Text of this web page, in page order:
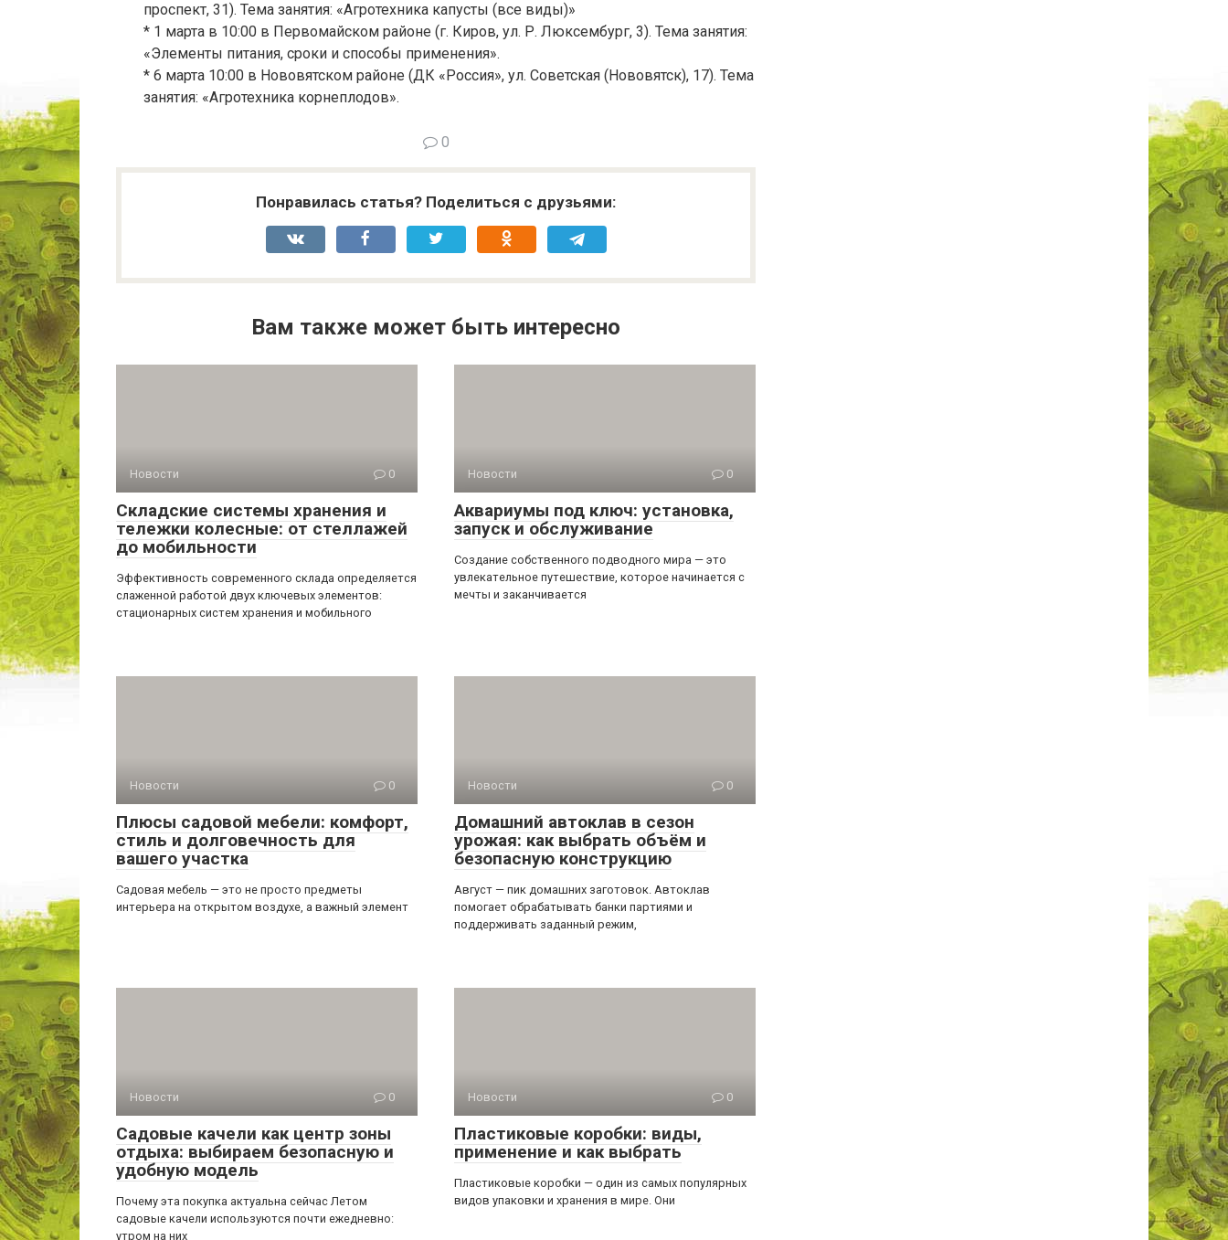
проспект, 31). Тема занятия: «Агротехника капусты (все виды)»
* 1 марта в 10:00 в Первомайском районе (г. Киров, ул. Р. Люксембург, 3). Тема занятия:
«Элементы питания, сроки и способы применения».
* 6 марта 10:00 в Нововятском районе (ДК «Россия», ул. Советская (Нововятск), 17). Тема
занятия: «Агротехника корнеплодов».
0
Понравилась статья? Поделиться с друзьями:
Вам также может быть интересно
Новости 0
Складские системы хранения и
тележки колесные: от стеллажей
до мобильности
Эффективность современного склада определяется
слаженной работой двух ключевых элементов:
стационарных систем хранения и мобильного
Новости 0
Аквариумы под ключ: установка,
запуск и обслуживание
Создание собственного подводного мира — это
увлекательное путешествие, которое начинается с
мечты и заканчивается
Новости 0
Плюсы садовой мебели: комфорт,
стиль и долговечность для
вашего участка
Садовая мебель — это не просто предметы
интерьера на открытом воздухе, а важный элемент
Новости 0
Домашний автоклав в сезон
урожая: как выбрать объём и
безопасную конструкцию
Август — пик домашних заготовок. Автоклав
помогает обрабатывать банки партиями и
поддерживать заданный режим,
Новости 0
Садовые качели как центр зоны
отдыха: выбираем безопасную и
удобную модель
Почему эта покупка актуальна сейчас Летом
садовые качели используются почти ежедневно:
утром на них
Новости 0
Пластиковые коробки: виды,
применение и как выбрать
Пластиковые коробки — один из самых популярных
видов упаковки и хранения в мире. Они